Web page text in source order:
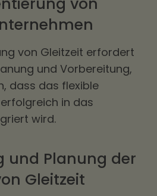
von Gleitzeit erfordert
und Vorbereitung,
dass das flexible
in das
wird.
und Planung der
Gleitzeit